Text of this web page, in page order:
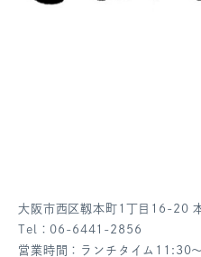
大阪市西区靱本町1丁目16-20
Tel：06-6441-2856
営業時間：ランチタイム